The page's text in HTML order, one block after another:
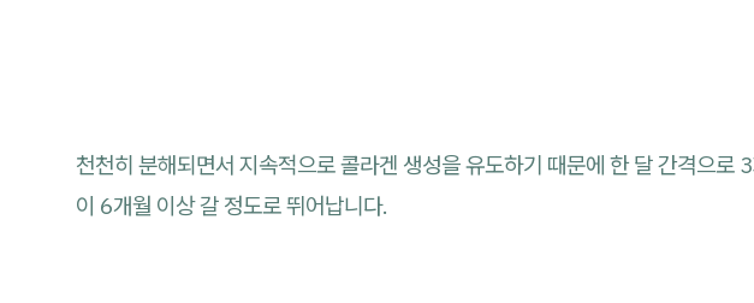
천천히 분해되면서 지속적으로 콜라겐 생성을 유도하기 때문에 한 달 간격으로
이 6개월 이상 갈 정도로 뛰어납니다.